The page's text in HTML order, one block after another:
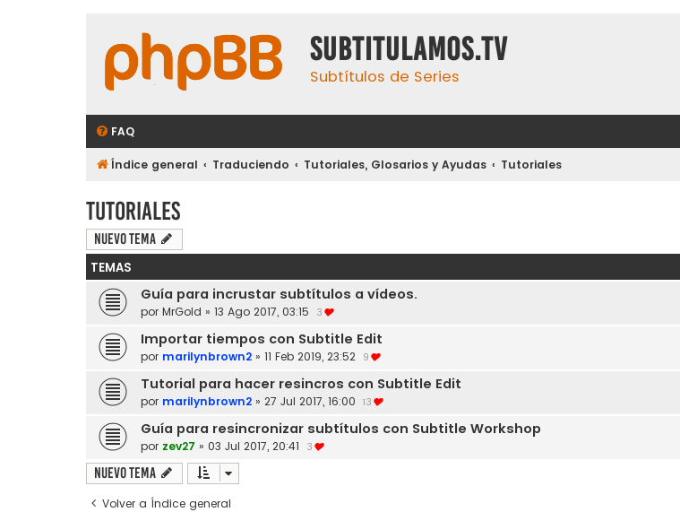
subtitulamos.tv
Subtítulos de Series
FAQ
Índice general Traduciendo Tutoriales, Glosarios y Ayudas Tutoriales
Tutoriales
Nuevo Tema
TEMAS
Guía para incrustar subtítulos a vídeos.
por MrGold » 13 Ago 2017, 03:15 3
Importar tiempos con Subtitle Edit
por marilynbrown2 » 11 Feb 2019, 23:52 9
Tutorial para hacer resincros con Subtitle Edit
por marilynbrown2 » 27 Jul 2017, 16:00 13
Guía para resincronizar subtítulos con Subtitle Workshop
por zev27 » 03 Jul 2017, 20:41 3
Nuevo Tema
Volver a Índice general